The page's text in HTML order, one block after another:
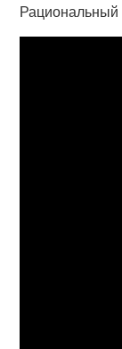
Рациональный